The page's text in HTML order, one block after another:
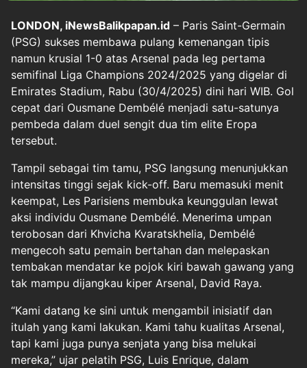
LONDON, iNewsBalikpapan.id – Paris Saint-Germain
(PSG) sukses membawa pulang kemenangan tipis
namun krusial 1-0 atas Arsenal pada leg pertama
semifinal Liga Champions 2024/2025 yang digelar di
Emirates Stadium, Rabu (30/4/2025) dini hari WIB. Gol
cepat dari Ousmane Dembélé menjadi satu-satunya
pembeda dalam duel sengit dua tim elite Eropa
tersebut.
Tampil sebagai tim tamu, PSG langsung menunjukkan
intensitas tinggi sejak kick-off. Baru memasuki menit
keempat, Les Parisiens membuka keunggulan lewat
aksi individu Ousmane Dembélé. Menerima umpan
terobosan dari Khvicha Kvaratskhelia, Dembélé
mengecoh satu pemain bertahan dan melepaskan
tembakan mendatar ke pojok kiri bawah gawang yang
tak mampu dijangkau kiper Arsenal, David Raya.
“Kami datang ke sini untuk mengambil inisiatif dan
itulah yang kami lakukan. Kami tahu kualitas Arsenal,
tapi kami juga punya senjata yang bisa melukai
mereka,” ujar pelatih PSG, Luis Enrique, dalam